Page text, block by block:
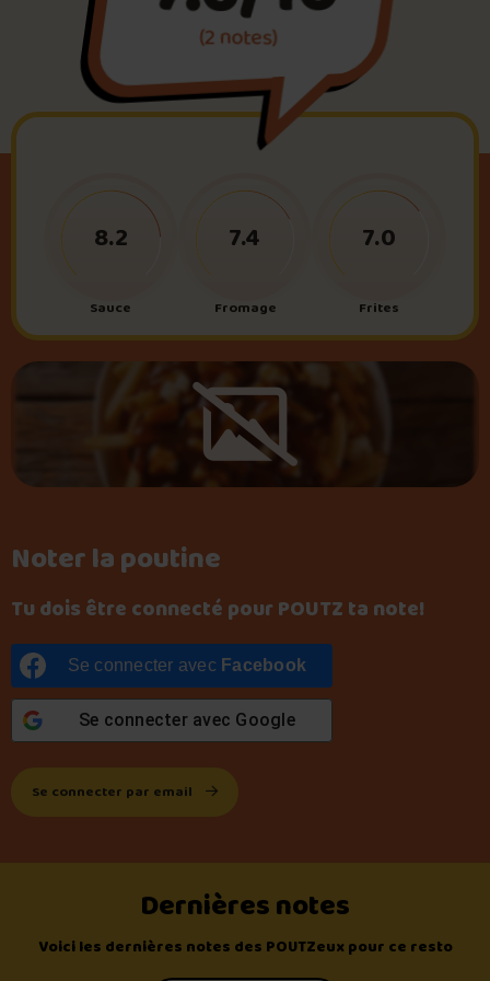
Foire aux questions
Me connecter
(2 notes)
Noter la poutine
Tu dois être connecté pour POUTZ ta note!
Se connecter avec Facebook
Se connecter avec Google
Se connecter par email
Sauce
8.2
Fromage
7.4
Frites
7.0
Dernières notes
Voici les dernières notes des POUTZeux pour ce resto